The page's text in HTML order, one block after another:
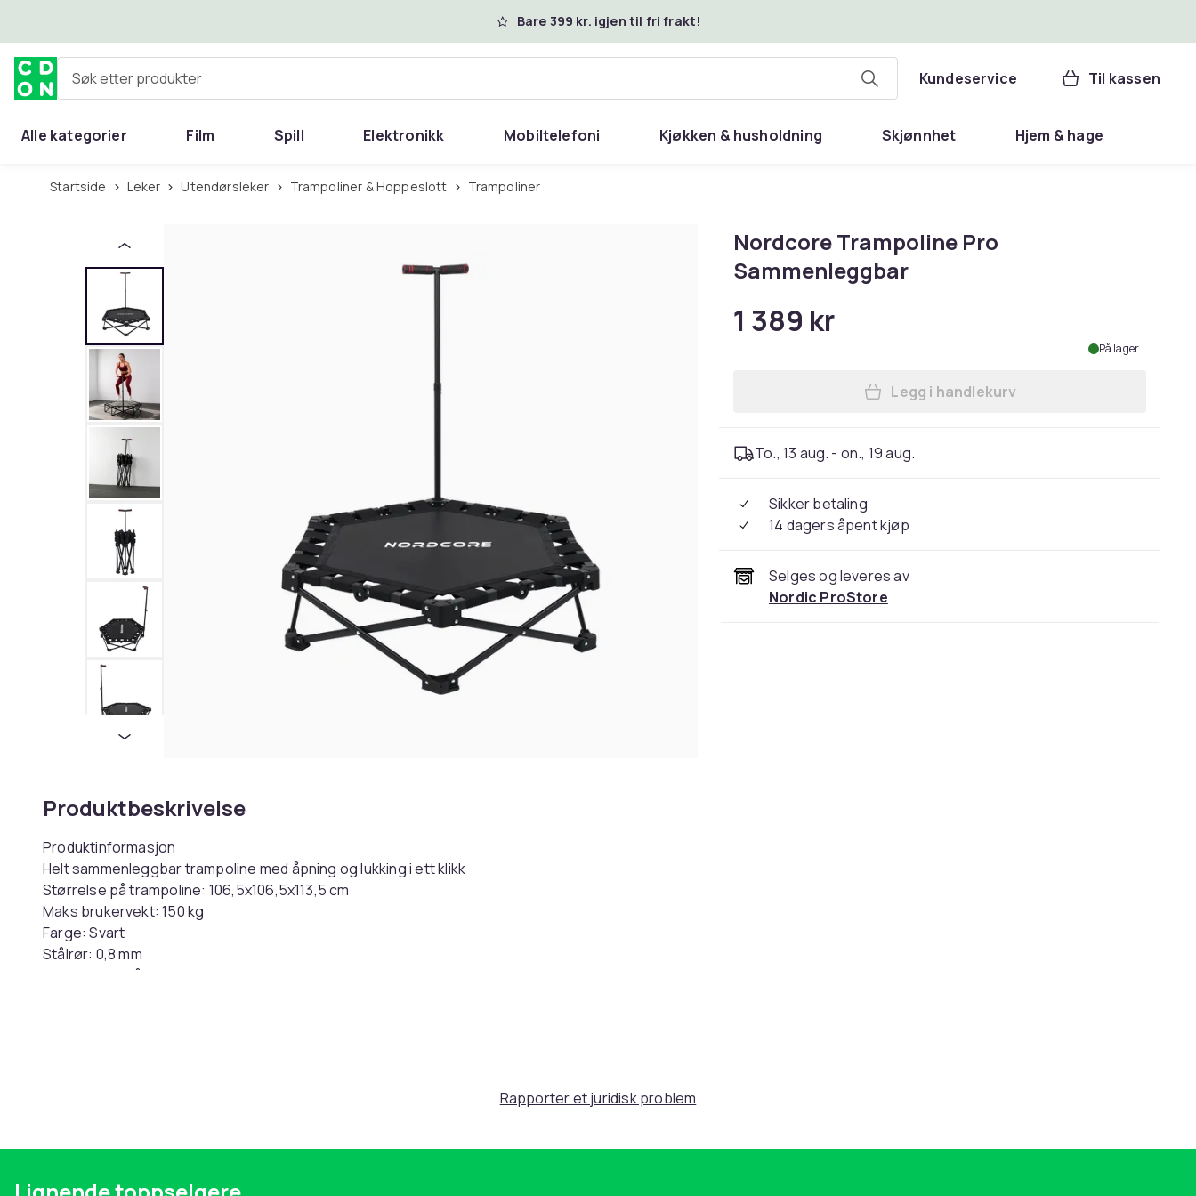
Bare 399 kr. igjen til fri frakt!
Søk etter produkter Kundeservice Til kassen
Alle kategorier Film Spill Elektronikk Mobiltelefoni Kjøkken & husholdning Skjønnhet Hjem & hage
Startside Leker Utendørsleker Trampoliner & Hoppeslott Trampoliner
Produktbeskrivelse
Produktinformasjon
Helt sammenleggbar trampoline med åpning og lukking i ett klikk
Størrelse på trampoline: 106,5x106,5x113,5 cm
Maks brukervekt: 150 kg
Farge: Svart
Stålrør: 0,8 mm
Materialer: Stål, PP, Nylon, PVC
behov for verktøy eller ekstra hjelp. Den justerbare armlenet gjør at hele familien kan bruke
sikrer en stabil og sikker bruk hver gang. Svart farge og moderne design gjør at den passer
deg friheten til å trene når og hvor det passer deg.
Nordcore Trampoline Pro
Sammenleggbar
1 389 kr
På lager
Legg Nordcore Trampoline Pro
Legg i handlekurv
To., 13 aug. - on., 19 aug.
Sikker betaling
14 dagers åpent kjøp
Selges og leveres av
Nordic ProStore
Rapporter et juridisk problem